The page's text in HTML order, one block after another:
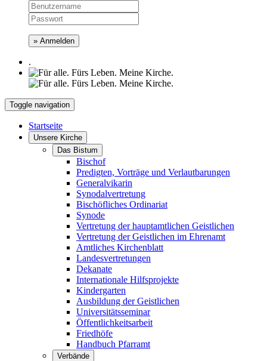
» Anmelden
.
Toggle navigation
Startseite
Unsere Kirche
Das Bistum
Bischof
Predigten, Vorträge und Verlautbarungen
Generalvikarin
Synodalvertretung
Bischöfliches Ordinariat
Synode
Vertretung der hauptamtlichen Geistlichen
Vertretung der Geistlichen im Ehrenamt
Amtliches Kirchenblatt
Landesvertretungen
Dekanate
Internationale Hilfsprojekte
Kindergarten
Ausbildung der Geistlichen
Universitätsseminar
Öffentlichkeitsarbeit
Friedhöfe
Handbuch Pfarramt
Verbände